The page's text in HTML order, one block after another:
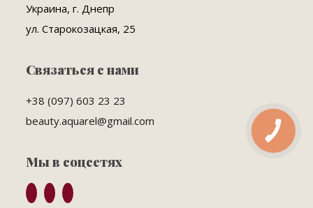
Украина, г. Днепр
ул. Старокозацкая, 25
Связаться с нами
+38 (097) 603 23 23
beauty.aquarel@gmail.com
Мы в соцсетях
КНОПКА
ЗВ'ЯЗКУ